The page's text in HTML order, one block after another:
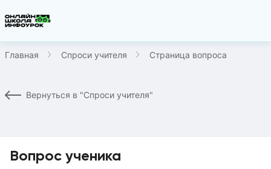
Главная Спроси учителя Страница вопроса
Вернуться в "Спроси учителя"
Вопрос ученика